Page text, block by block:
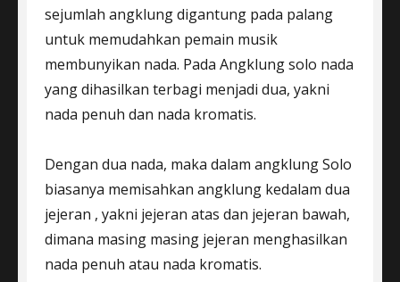
sejumlah angklung digantung pada palang
untuk memudahkan pemain musik
membunyikan nada. Pada Angklung solo nada
yang dihasilkan terbagi menjadi dua, yakni
nada penuh dan nada kromatis.
Dengan dua nada, maka dalam angklung Solo
biasanya memisahkan angklung kedalam dua
jejeran , yakni jejeran atas dan jejeran bawah,
dimana masing masing jejeran menghasilkan
nada penuh atau nada kromatis.